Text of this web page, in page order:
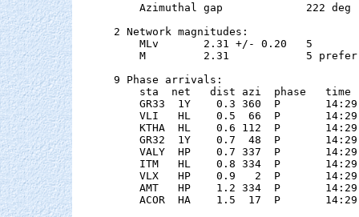
    Azimuthal gap             222 deg
2 Network magnitudes:
MLv       2.31 +/- 0.20
M         2.31            5
9 Phase arrivals:
sta  net   dist azi  phase   time
GR33  1Y    0.3 360  P
VLI   HL    0.5  66  P
KTHA  HL    0.6 112  P
GR32  1Y    0.7  48  P
VALY  HP    0.7 337  P
ITM   HL    0.8 334  P
VLX   HP    0.9   2  P
AMT   HP    1.2 334  P
ACOR  HA    1.5  17  P